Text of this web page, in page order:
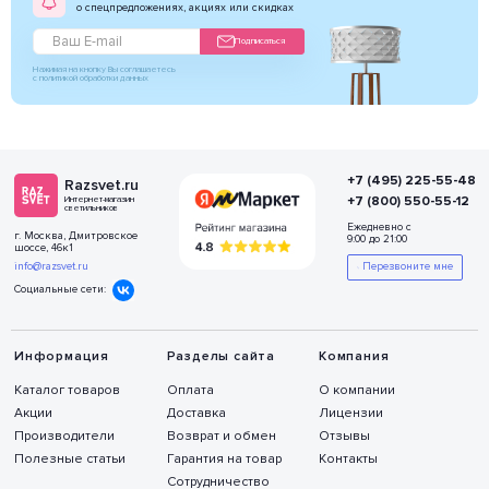
о спецпредложениях, акциях или скидках
Подписаться
Нажимая на кнопку Вы соглашаетесь
с политикой обработки данных
Razsvet.ru
Интернет-магазин
светильников
г. Москва, Дмитровское
шоссе, 46к1
info@razsvet.ru
Социальные сети:
Информация
Каталог товаров
Акции
Производители
Полезные статьи
Разделы сайта
Оплата
Доставка
Возврат и обмен
Гарантия на товар
Сотрудничество
Компания
О компании
Лицензии
Отзывы
Контакты
+7 (495) 225-55-48
+7 (800) 550-55-12
Ежедневно с
9:00 до 21:00
Перезвоните мне